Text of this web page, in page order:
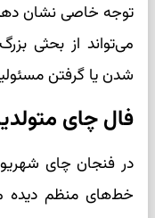
توجه خاصی نشان
می‌تواند از بحثی
شدن یا گرفتن
فال چای
در فنجان چای
خط‌های منظم دیده